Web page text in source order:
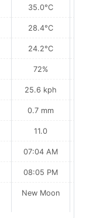
35.0°C
28.4°C
24.2°C
72%
25.6 kph
0.7 mm
11.0
07:04 AM
08:05 PM
New Moon